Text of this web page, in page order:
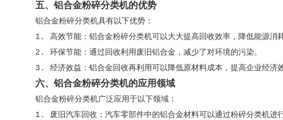
五、铝合金粉碎分类机的优势
铝合金粉碎分类机具有以下优势：
1. 高效节能：铝合金粉碎分类机可以大大提高回收效率，降低能源消耗
2. 环保节能：通过回收利用废旧铝合金，减少了对环境的污染。
3. 经济效益：铝合金回收再利用可以降低原材料成本，提高企业经济效
六、铝合金粉碎分类机的应用领域
铝合金粉碎分类机广泛应用于以下领域：
1. 废旧汽车回收：汽车零部件中的铝合金材料可以通过粉碎分类机进行